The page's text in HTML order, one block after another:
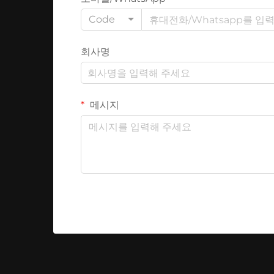
Code
회사명
메시지